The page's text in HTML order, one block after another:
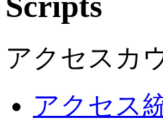
アクセスカ
アクセス